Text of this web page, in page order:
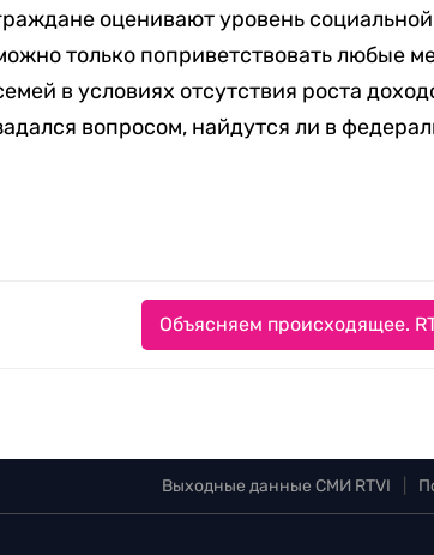
оценивают уровень
только поприветствовать любые
в условиях отсутствия роста
вопросом, найдутся ли в
Объясняем происходящее.
Выходные данные СМИ RTVI